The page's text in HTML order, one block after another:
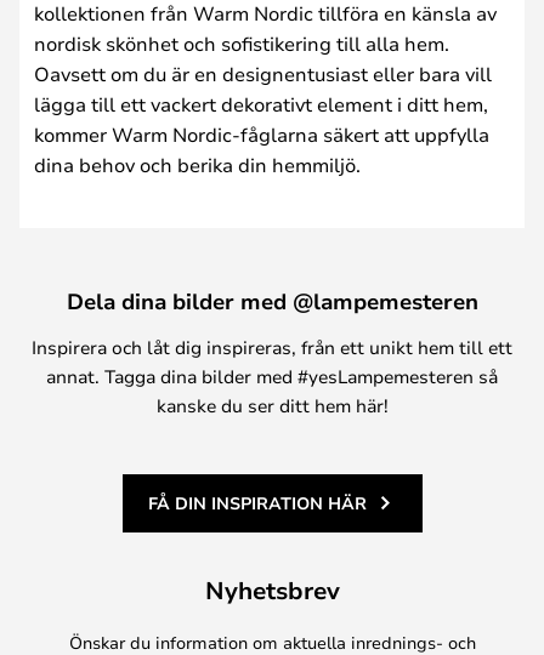
kollektionen från Warm Nordic tillföra en känsla av
nordisk skönhet och sofistikering till alla hem.
Oavsett om du är en designentusiast eller bara vill
lägga till ett vackert dekorativt element i ditt hem,
kommer Warm Nordic-fåglarna säkert att uppfylla
dina behov och berika din hemmiljö.
Dela dina bilder med @lampemesteren
Inspirera och låt dig inspireras, från ett unikt hem till ett
annat. Tagga dina bilder med #yesLampemesteren så
kanske du ser ditt hem här!
FÅ DIN INSPIRATION HÄR
Nyhetsbrev
Önskar du information om aktuella inrednings- och